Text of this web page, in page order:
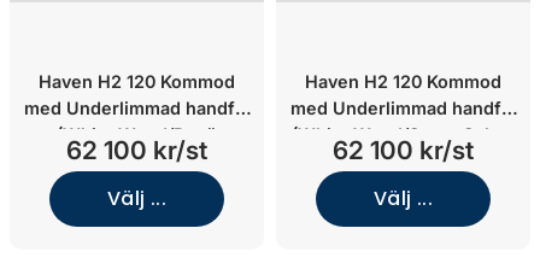
Haven H2 120 Kommod
med Underlimmad handfat
(White Wood/Runö
Grey/Underlimmat vit solid
surface)
62 100 kr/st
Välj ...
Haven H2 120 Kommod
med Underlimmad handfat
(White Wood/Stone Select
Light Grey/Underlimmat
mässing)
62 100 kr/st
Välj ...